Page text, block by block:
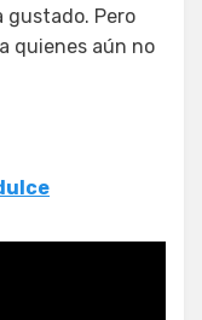
gustado. Pero
quienes aún no